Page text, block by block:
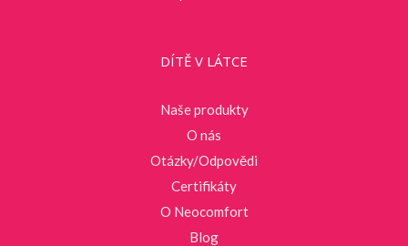
DÍTĚ V LÁTCE
Naše produkty
O nás
Otázky/Odpovědi
Certifikáty
O Neocomfort
Blog